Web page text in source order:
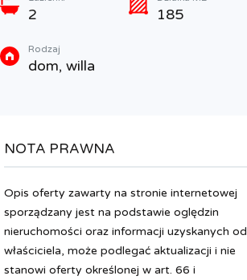
2 185
Rodzaj
dom, willa
NOTA PRAWNA
Opis oferty zawarty na stronie internetowej
sporządzany jest na podstawie oględzin
nieruchomości oraz informacji uzyskanych od
właściciela, może podlegać aktualizacji i nie
stanowi oferty określonej w art. 66 i